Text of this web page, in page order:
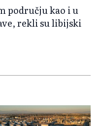
području kao i u
rekli su libijski